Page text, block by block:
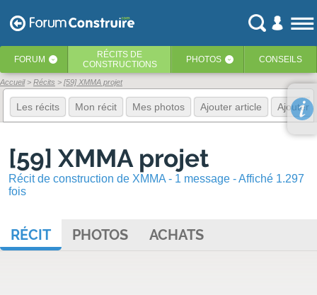
FORUM ‹ RÉCITS DE
CONSTRUCTIONS
PHOTOS ‹ CONSEILS
Accueil Récits [59] XMMA projet
Les récits Mon récit Mes photos Ajouter article Ajouter
[59] XMMA projet
Récit de construction de XMMA - 1 message - Affiché 1.297
fois
RÉCIT PHOTOS ACHATS